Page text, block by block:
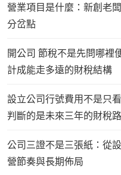
營業項目是什麼：新創老
分岔點
開公司 節稅不是先問哪裡
計成能走多遠的財稅結構
設立公司行號費用不是只
判斷的是未來三年的財稅
公司三證不是三張紙：從
營節奏與長期佈局